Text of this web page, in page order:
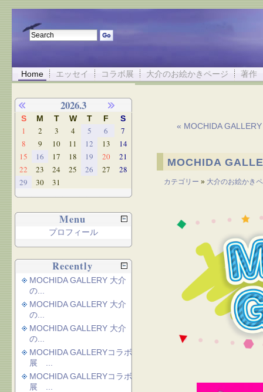
Home エッセイ コラボ展 大介のお絵かきページ 著作
« MOCHIDA
MOCHIDA
カテゴリー » 大介のお絵かき
2026.3
S M T W T F S
1 2 3 4 5 6
7
8
9 10 11 12 13
14
15
16 17 18 19 20
21
22
23 24 25 26 27
28
29
30 31
Menu
プロフィール
Recently
MOCHIDA GALLERY 大介
の...
MOCHIDA GALLERY 大介
の...
MOCHIDA GALLERY 大介
の...
MOCHIDA GALLERYコラボ
展 ...
MOCHIDA GALLERYコラボ
展 ...